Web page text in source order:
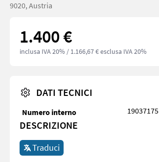
9020, Austria
1.400 €
inclusa IVA 20% / 1.166,67 € esclusa IVA 20%
DATI TECNICI
Numero interno 19037175
DESCRIZIONE
Traduci